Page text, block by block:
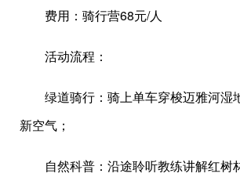
费用：骑行营68元/人
活动流程：
绿道骑行：骑上单车穿梭迈雅河湿
新空气；
自然科普：沿途聆听教练讲解红树